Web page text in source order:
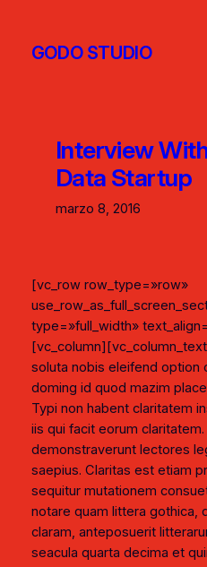
GODO STUDIO
Interview
Data Startup
marzo 8, 2016
[vc_row row_type=»row»
type=»full_width»
soluta nobis eleifend option
doming id quod mazim
Typi non habent claritatem
iis qui facit eorum
demonstraverunt lectores
saepius. Claritas est etiam
sequitur mutationem
notare quam littera gothica,
claram, anteposuerit
seacula quarta decima et